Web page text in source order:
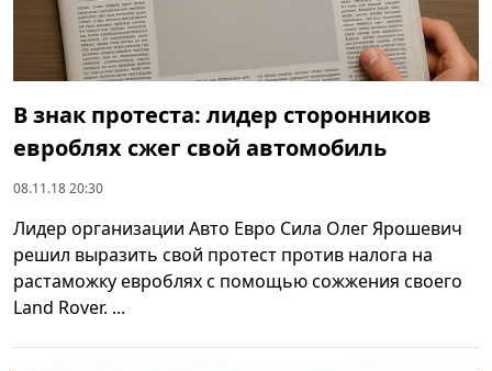
В знак протеста: лидер сторонников
евроблях сжег свой автомобиль
08.11.18 20:30
Лидер организации Авто Евро Сила Олег Ярошевич
решил выразить свой протест против налога на
растаможку евроблях с помощью сожжения своего
Land Rover. ...